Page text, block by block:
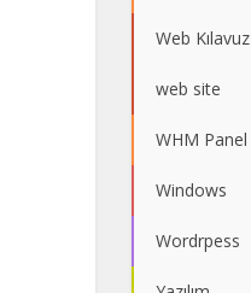
Web Kılavuz
web site
WHM Panel
Windows
Wordrpess